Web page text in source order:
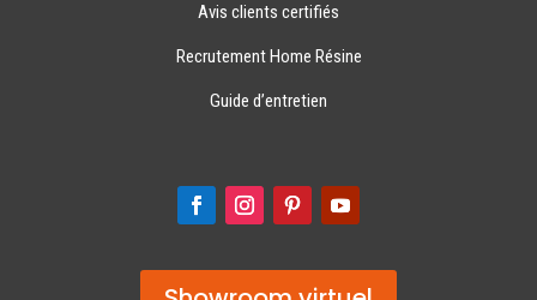
Avis clients certifiés
Recrutement Home Résine
Guide d’entretien